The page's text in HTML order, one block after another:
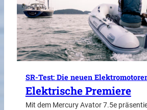
SR-Test: Die neuen
Elektrische Premiere
Mit dem Mercury Avator 7.5e